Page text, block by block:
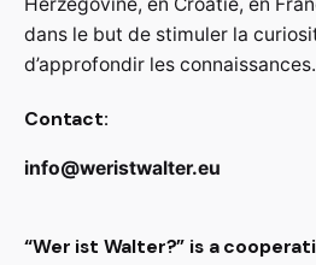
dans le but de stimuler la
d’approfondir les connaissances.
Contact:
info@weristwalter.eu
“Wer ist Walter?” is a